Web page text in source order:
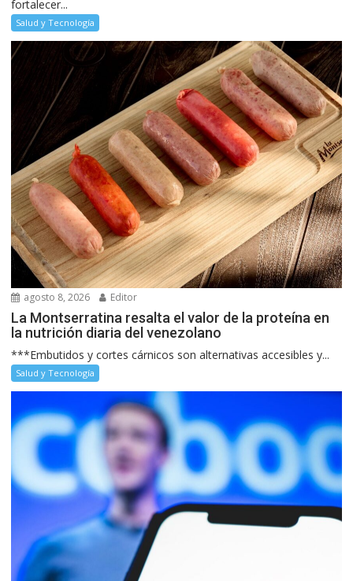
fortalecer...
Salud y Tecnología
agosto 8, 2026 Editor
La Montserratina resalta el valor de la proteína en
la nutrición diaria del venezolano
***Embutidos y cortes cárnicos son alternativas accesibles y...
Salud y Tecnología